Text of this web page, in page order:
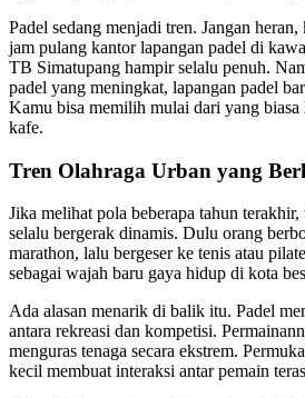
Padel sedang menjadi tren. Jangan
jam pulang kantor lapangan padel di
TB Simatupang hampir selalu penuh.
padel yang meningkat, lapangan padel
Kamu bisa memilih mulai dari yang biasa
kafe.
Tren Olahraga Urban yang
Jika melihat pola beberapa tahun terakhir,
selalu bergerak dinamis. Dulu orang
marathon, lalu bergeser ke tenis atau
sebagai wajah baru gaya hidup di kota
Ada alasan menarik di balik itu. Padel
antara rekreasi dan kompetisi.
menguras tenaga secara ekstrem.
kecil membuat interaksi antar pemain